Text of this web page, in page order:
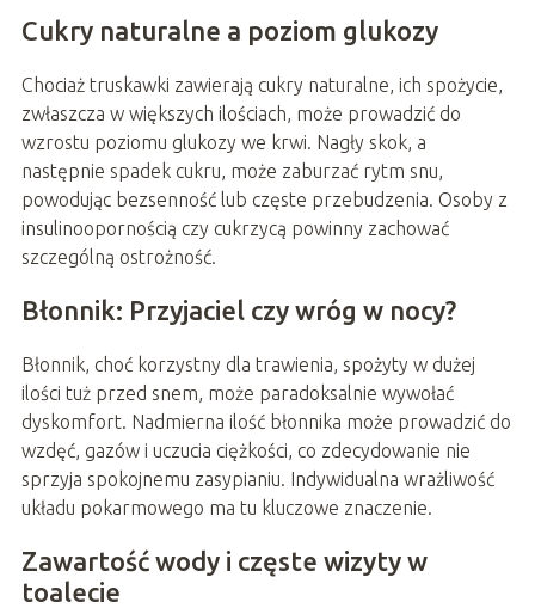
Cukry naturalne a poziom glukozy
Chociaż truskawki zawierają cukry naturalne, ich spożycie,
zwłaszcza w większych ilościach, może prowadzić do
wzrostu poziomu glukozy we krwi. Nagły skok, a
następnie spadek cukru, może zaburzać rytm snu,
powodując bezsenność lub częste przebudzenia. Osoby z
insulinoopornością czy cukrzycą powinny zachować
szczególną ostrożność.
Błonnik: Przyjaciel czy wróg w nocy?
Błonnik, choć korzystny dla trawienia, spożyty w dużej
ilości tuż przed snem, może paradoksalnie wywołać
dyskomfort. Nadmierna ilość błonnika może prowadzić do
wzdęć, gazów i uczucia ciężkości, co zdecydowanie nie
sprzyja spokojnemu zasypianiu. Indywidualna wrażliwość
układu pokarmowego ma tu kluczowe znaczenie.
Zawartość wody i częste wizyty w
toalecie